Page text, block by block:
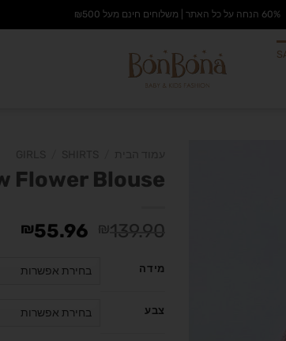
60% הנחה על כל האתר | משלוחים חינם מעל ₪500
Flower Blouse
₪139.90
₪55.96
מידה
צבע